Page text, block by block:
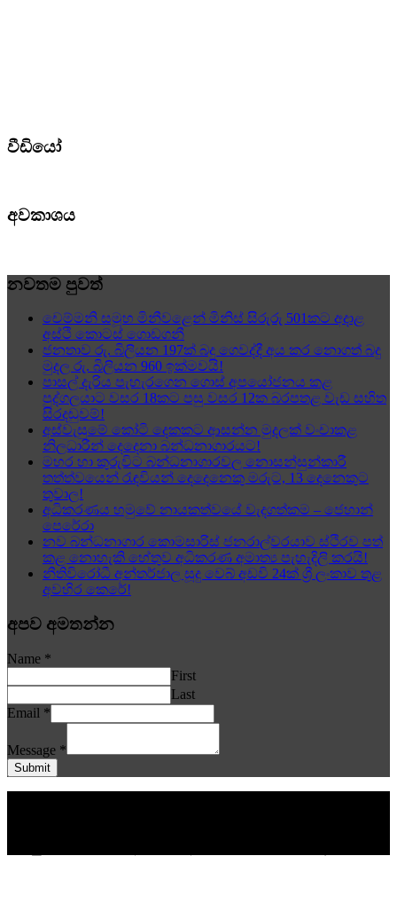
වීඩියෝ
අවකාශය
නවතම පුවත්
චෙම්මනි සමූහ මිනීවළෙන් මිනිස් සිරුරු 501කට අදාළ
අස්ථි කොටස් ගොඩගනී
ජනතාව රු. බිලියන 197ක් බදු ගෙවද්දී අය කර නොගත් බදු
මුදල රු. බිලියන 960 ඉක්මවයි!
පාසල් දැරිය පැහැරගෙන ගොස් අපයෝජනය කළ
පුද්ගලයාට වසර 18කට පසු වසර 12ක බරපතළ වැඩ සහිත
සිරදඬුවම්!
අස්වැසුමේ කෝටි දෙකකට ආසන්න මුදලක් වංචාකළ
නිලධාරීන් දෙදෙනා බන්ධනාගාරයට!
මහර හා කුරුවිට බන්ධනාගාරවල නොසන්සුන්කාරී
තත්ත්වයෙන් රැඳවියන් දෙදෙනෙකු මරුට, 13 දෙනෙකුට
තුවාල!
අධිකරණය හමුවේ නායකත්වයේ වැදගත්කම – ජෙහාන්
පෙරේරා
නව බන්ධනාගාර කොමසාරිස් ජනරාල්වරයාව ස්ථිරව පත්
කළ නොහැකි හේතුව අධිකරණ අමාත්‍ය පැහැදිලි කරයි!
නීතිවිරෝධී අන්තර්ජාල සූදු වෙබ් අඩවි 24ක් ශ්‍රී ලංකාව තුළ
අවහිර කෙරේ!
අපව අමතන්න
Name *
First
Last
Email *
Message *
Submit